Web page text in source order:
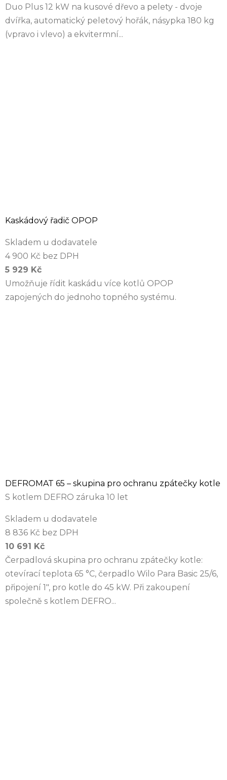
Duo Plus 12 kW na kusové dřevo a pelety - dvoje
dvířka, automatický peletový hořák, násypka 180 kg
(vpravo i vlevo) a ekvitermní...
Kaskádový řadič OPOP
Skladem u dodavatele
4 900 Kč bez DPH
5 929 Kč
Umožňuje řídit kaskádu více kotlů OPOP
zapojených do jednoho topného systému.
DEFROMAT 65 – skupina pro ochranu zpátečky kotle
S kotlem DEFRO záruka 10 let
Skladem u dodavatele
8 836 Kč bez DPH
10 691 Kč
Čerpadlová skupina pro ochranu zpátečky kotle:
otevírací teplota 65 °C, čerpadlo Wilo Para Basic 25/6,
připojení 1", pro kotle do 45 kW. Při zakoupení
společně s kotlem DEFRO...